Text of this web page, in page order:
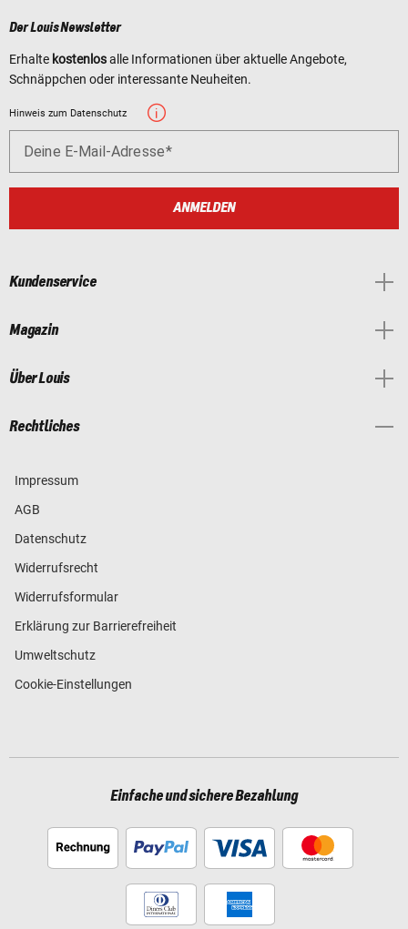
Der Louis Newsletter
Erhalte kostenlosalle Informationen über aktuelle Angebote,
Schnäppchen oder interessante Neuheiten.
Hinweis zum Datenschutz
Deine E-Mail-Adresse
ANMELDEN
Kundenservice
Magazin
Über Louis
Rechtliches
Impressum
AGB
Datenschutz
Widerrufsrecht
Widerrufsformular
Erklärung zur Barrierefreiheit
Umweltschutz
Cookie-Einstellungen
Einfache und sichere Bezahlung